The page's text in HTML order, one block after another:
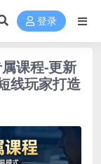
登录
课程-更新
线玩家打造